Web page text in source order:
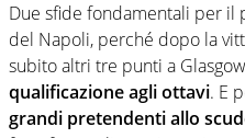
Due sfide fondamentali per il
del Napoli, perché dopo la
subito altri tre punti a
qualificazione agli ottavi. E
grandi pretendenti allo